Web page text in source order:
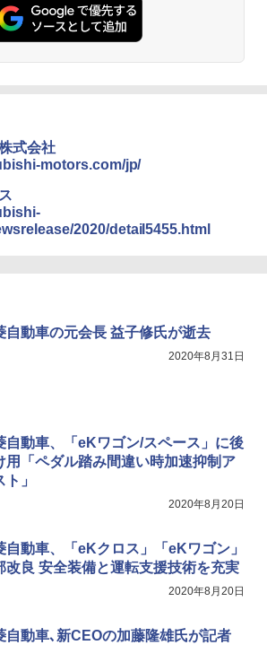
式会社
motors.com/jp/
2020/detail5455.html
自動車の元会長 益子修氏が逝去
2020年8月31日
自動車、「eKワゴン/スペース」に後
用「ペダル踏み間違い時加速抑制ア
ト」
2020年8月20日
自動車、「eKクロス」「eKワゴン」
改良 安全装備と運転支援技術を充実
2020年8月20日
自動車､新CEOの加藤隆雄氏が記者